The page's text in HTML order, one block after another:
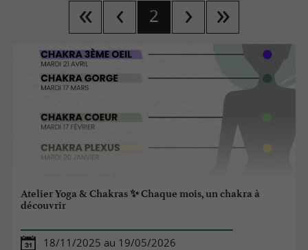
2
Atelier Yoga & Chakras ✨ Chaque mois, un chakra à
découvrir
18/11/2025 au 19/05/2026